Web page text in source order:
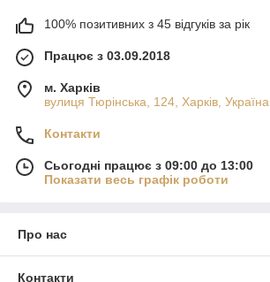
100% позитивних з 45 відгуків за рік
Працює з 03.09.2018
м. Харків
вулиця Тюрінська, 124, Харків, Україна
Контакти
Сьогодні працює з 09:00 до 13:00
Показати весь графік роботи
Про нас
Контакти